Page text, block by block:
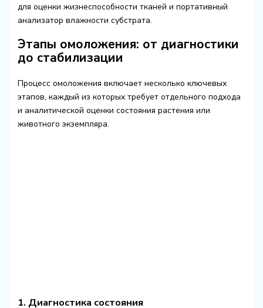
для оценки жизнеспособности тканей и портативный
анализатор влажности субстрата.
Этапы омоложения: от диагностики
до стабилизации
Процесс омоложения включает несколько ключевых
этапов, каждый из которых требует отдельного подхода
и аналитической оценки состояния растения или
животного экземпляра.
1. Диагностика состояния